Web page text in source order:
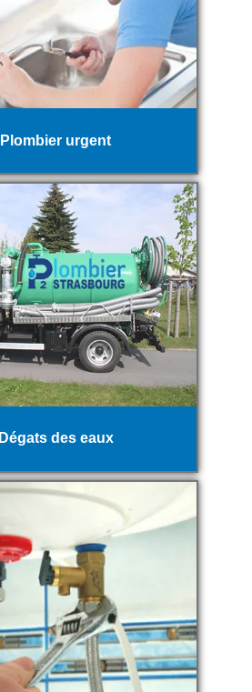
Plombier urgent
Dégats des eaux